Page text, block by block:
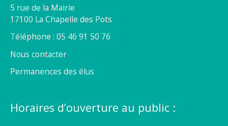
5 rue de la Mairie
17100 La Chapelle des Pots
Téléphone : 05 46 91 50 76
Nous contacter
Permanences des élus
Horaires d’ouverture au public :